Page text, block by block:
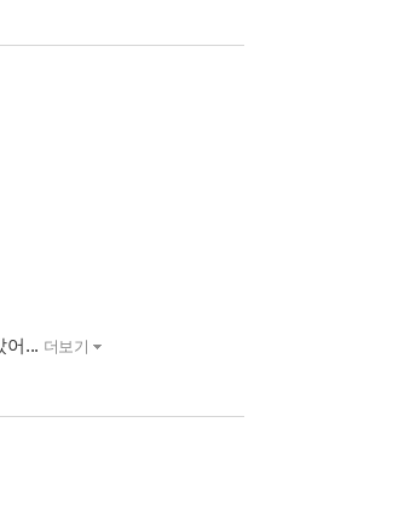
어... 더보기